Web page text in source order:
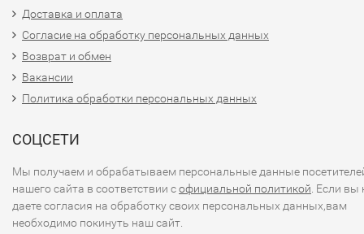
Доставка и оплата
Согласие на обработку персональных данных
Возврат и обмен
Вакансии
Политика обработки персональных данных
СОЦСЕТИ
Мы получаем и обрабатываем персональные данные
нашего сайта в соответствии софициальной политикой . Если вы
даете согласия на обработку своих персональных данных,вам
необходимо покинуть наш сайт.